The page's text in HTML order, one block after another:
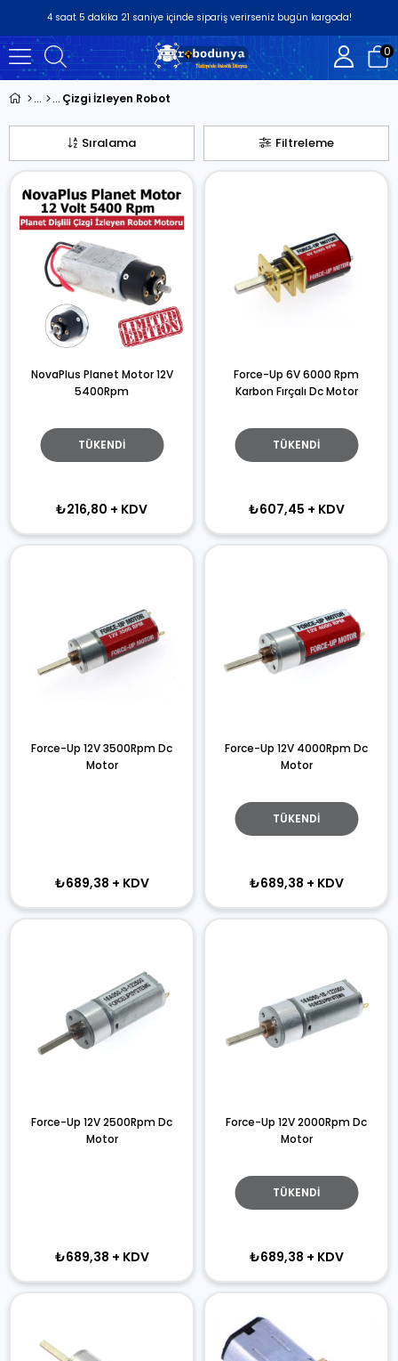
4saat 5 dakika 21 saniyeiçinde sipariş verirseniz bugün kargoda!
0
Çizgi İzleyen Robot
Filtreleme
Sıralama
TÜKENDI
NovaPlus Planet Motor 12V
5400Rpm
₺216,80 + KDV
TÜKENDI
Force-Up 6V 6000 Rpm
Karbon Fırçalı Dc Motor
₺607,45 + KDV
Force-Up 12V 3500Rpm Dc
Motor
₺689,38 + KDV
TÜKENDI
Force-Up 12V 4000Rpm Dc
Motor
₺689,38 + KDV
Force-Up 12V 2500Rpm Dc
Motor
₺689,38 + KDV
TÜKENDI
Force-Up 12V 2000Rpm Dc
Motor
₺689,38 + KDV